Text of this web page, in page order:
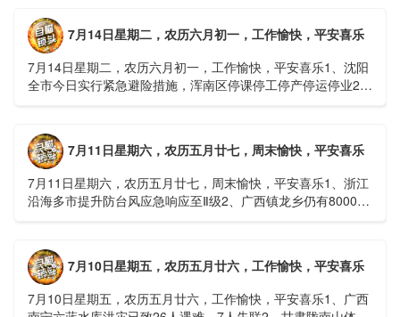
7月14日星期二，农历六月初一，工作愉快，平安喜乐
7月14日星期二，农历六月初一，工作愉快，平安喜乐1、沈阳
全市今日实行紧急避险措施，浑南区停课停工停产停运停业2、
7月11日星期六，农历五月廿七，周末愉快，平安喜乐
7月11日星期六，农历五月廿七，周末愉快，平安喜乐1、浙江
沿海多市提升防台风应急响应至Ⅱ级2、广西镇龙乡仍有8000多
7月10日星期五，农历五月廿六，工作愉快，平安喜乐
7月10日星期五，农历五月廿六，工作愉快，平安喜乐1、广西